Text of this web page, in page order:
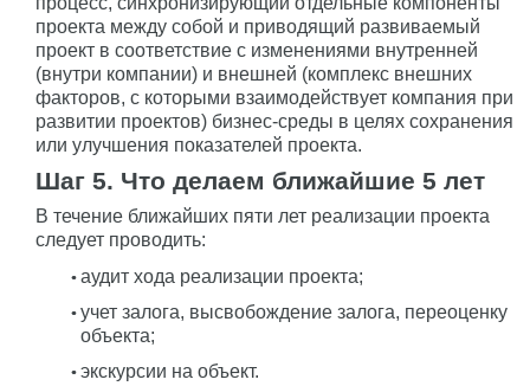
проекта между собой и приводящий развиваемый
проект в соответствие с изменениями внутренней
(внутри компании) и внешней (комплекс внешних
факторов, с которыми взаимодействует компания при
развитии проектов) бизнес-среды в целях сохранения
или улучшения показателей проекта.
Шаг 5. Что делаем ближайшие 5 лет
В течение ближайших пяти лет реализации проекта
следует проводить:
аудит хода реализации проекта;
учет залога, высвобождение залога, переоценку
объекта;
экскурсии на объект.